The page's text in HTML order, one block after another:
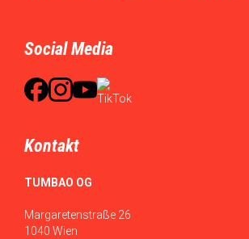
Social Media
Kontakt
TUMBAO OG
Margaretenstraße 26
1040 Wien